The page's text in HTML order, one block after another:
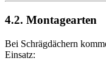
4.2. Montagearten
Bei Schrägdächern
Einsatz: